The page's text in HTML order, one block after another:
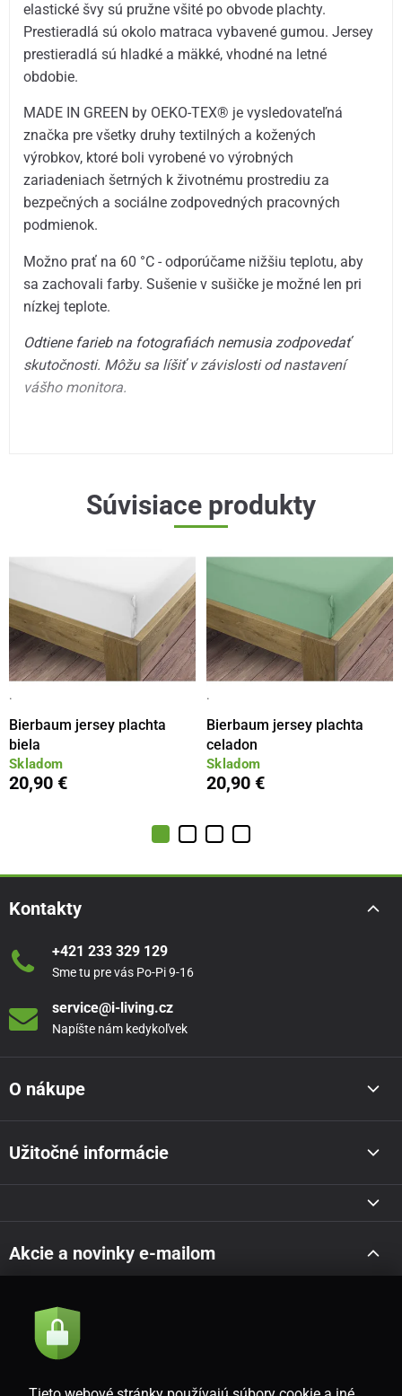
elastické švy sú pružne všité po obvode plachty.
Prestieradlá sú okolo matraca vybavené gumou. Jersey
prestieradlá sú hladké a mäkké, vhodné na letné
obdobie.
MADE IN GREEN by OEKO-TEX® je vysledovateľná
značka pre všetky druhy textilných a kožených
výrobkov, ktoré boli vyrobené vo výrobných
zariadeniach šetrných k životnému prostrediu za
bezpečných a sociálne zodpovedných pracovných
podmienok.
Možno prať na 60 °C - odporúčame nižšiu teplotu, aby
sa zachovali farby. Sušenie v sušičke je možné len pri
nízkej teplote.
Odtiene farieb na fotografiách nemusia zodpovedať
skutočnosti. Môžu sa líšiť v závislosti od nastavení
vášho monitora.
Súvisiace produkty
·
Bierbaum jersey plachta
biela
Skladom
20,90 €
·
Bierbaum jersey plachta
celadon
Skladom
20,90 €
Kontakty
+421 233 329 129
Sme tu pre vás Po-Pi 9-16
service@i-living.cz
Napíšte nám kedykoľvek
O nákupe
Užitočné informácie
Akcie a novinky e-mailom
Súhlasím so